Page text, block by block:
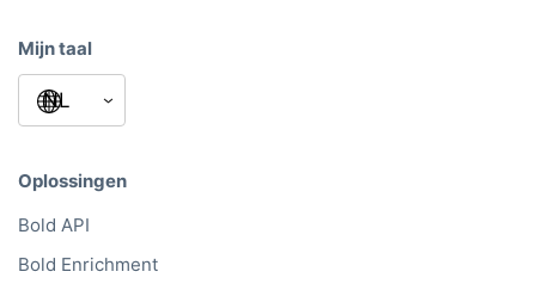
Mijn taal
Oplossingen
Bold API
Bold Enrichment